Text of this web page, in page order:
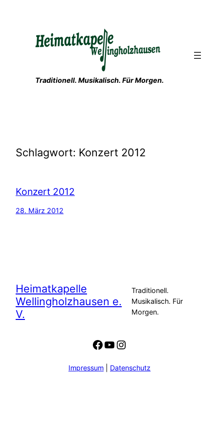
Traditionell. Musikalisch. Für Morgen.
Schlagwort: Konzert 2012
Konzert 2012
28. März 2012
Heimatkapelle
Wellingholzhausen e.
V.
Traditionell.
Musikalisch. Für
Morgen.
Facebook
YouTube
Instagram
Impressum Datenschutz